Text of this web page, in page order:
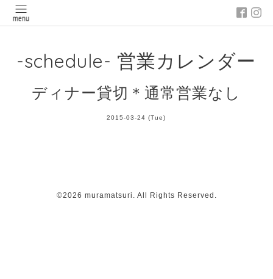
-schedule- 営業カレンダー
ディナー貸切＊通常営業なし
2015-03-24 (Tue)
©2026 muramatsuri . All Rights Reserved.